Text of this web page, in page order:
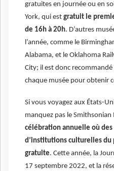
gratuites en journée ou en
York, qui est gratuit le
de 16h à 20h. D’autres
l’année, comme le
Alabama, et le Oklahoma
City; il est donc
chaque musée pour obtenir
Si vous voyagez aux États-
manquez pas le Smithsonian
célébration annuelle où
d’institutions culturelles du
gratuite. Cette année, la
17 septembre 2022, et la